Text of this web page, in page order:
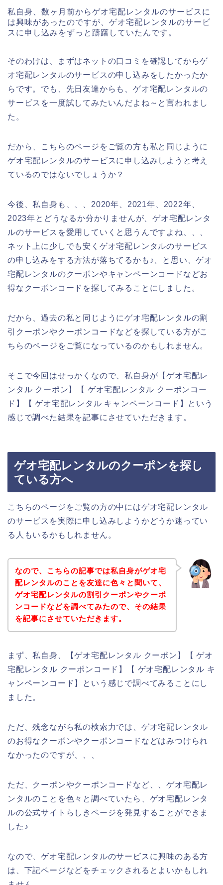
私自身、数ヶ月前からゲオ宅配レンタルのサービスに
は興味があったのですが、ゲオ宅配レンタルのサービ
スに申し込みをずっと躊躇していたんです。
そのわけは、まずはネットの口コミを確認してからゲ
オ宅配レンタルのサービスの申し込みをしたかったか
らです。でも、先日友達からも、ゲオ宅配レンタルの
サービスを一度試してみたいんだよね～と言われまし
た。
だから、こちらのページをご覧の方も私と同じように
ゲオ宅配レンタルのサービスに申し込みしようと考え
ているのではないでしょうか？
今後、私自身も、、、2020年、2021年、2022年、
2023年とどうなるか分かりませんが、ゲオ宅配レンタ
ルのサービスを愛用していくと思うんですよね、、、
ネット上に少しでも安くゲオ宅配レンタルのサービス
の申し込みをする方法が落ちてるかも♪、と思い、ゲオ
宅配レンタルのクーポンやキャンペーンコードなどお
得なクーポンコードを探してみることにしました。
だから、過去の私と同じようにゲオ宅配レンタルの割
引クーポンやクーポンコードなどを探している方がこ
ちらのページをご覧になっているのかもしれません。
そこで今回はせっかくなので、私自身が【ゲオ宅配レ
ンタル クーポン】【 ゲオ宅配レンタル クーポンコー
ド】【 ゲオ宅配レンタル キャンペーンコード】という
感じで調べた結果を記事にさせていただきます。
ゲオ宅配レンタルのクーポンを探し
ている方へ
こちらのページをご覧の方の中にはゲオ宅配レンタル
のサービスを実際に申し込みしようかどうか迷ってい
る人もいるかもしれません。
なので、こちらの記事では私自身がゲオ宅
配レンタルのことを友達に色々と聞いて、
ゲオ宅配レンタルの割引クーポンやクーポ
ンコードなどを調べてみたので、その結果
を記事にさせていただきます。
まず、私自身、【ゲオ宅配レンタル クーポン】【 ゲオ
宅配レンタル クーポンコード】【 ゲオ宅配レンタル キ
ャンペーンコード】という感じで調べてみることにし
ました。
ただ、残念ながら私の検索力では、ゲオ宅配レンタル
のお得なクーポンやクーポンコードなどはみつけられ
なかったのですが、、、
ただ、クーポンやクーポンコードなど、、ゲオ宅配レ
ンタルのことを色々と調べていたら、ゲオ宅配レンタ
ルの公式サイトらしきページを発見することができま
した♪
なので、ゲオ宅配レンタルのサービスに興味のある方
は、下記ページなどをチェックされるとよいかもしれ